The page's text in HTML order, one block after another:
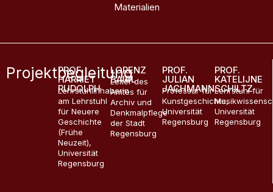
Materialien
Projektbegleitung
PROF.
HARRIET
RUDOLPH
Lehrstuhlinhaberin
am Lehrstuhl
für Neuere
Geschichte
(Frühe
Neuzeit),
Universität
Regensburg
LORENZ
BAIBL
Leiter des
Amtes für
Archiv und
Denkmalpflege
der Stadt
Regensburg
PROF.
JULIAN
JACHMANN
Professur für
Kunstgeschichte,
Universität
Regensburg
PROF.
KATELIJNE
SCHILTZ
Lehrstuhl für
Universität
Regensburg